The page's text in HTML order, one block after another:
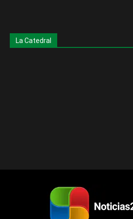
La Catedral